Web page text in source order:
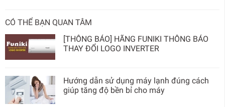
CÓ THỂ BẠN QUAN TÂM
[THÔNG BÁO] HÃNG FUNIKI THÔNG BÁO
THAY ĐỔI LOGO INVERTER
Hướng dẫn sử dụng máy lạnh đúng cách
giúp tăng độ bền bỉ cho máy